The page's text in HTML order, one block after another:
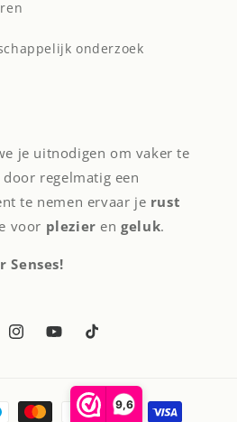
9,6
onderzoek
je uitnodigen om vaker te
door regelmatig een
te nemen ervaar je rust
voor plezier engeluk.
Senses!
InstagramYouTubeTikTok